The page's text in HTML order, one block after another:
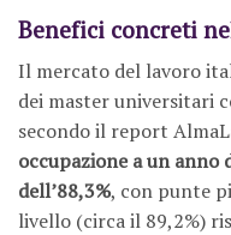
Benefici concreti
Il mercato del lavoro
dei master universitari
secondo il report
occupazione a un anno
dell’88,3%, con punte
livello (circa il 89,2%)